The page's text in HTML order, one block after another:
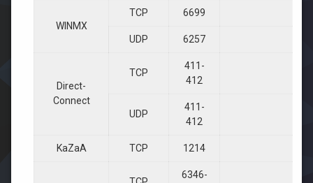
WINMX
TCP 6699
UDP 6257
Direct-
Connect
TCP
411-
412
UDP
411-
412
KaZaA TCP 1214
6346-